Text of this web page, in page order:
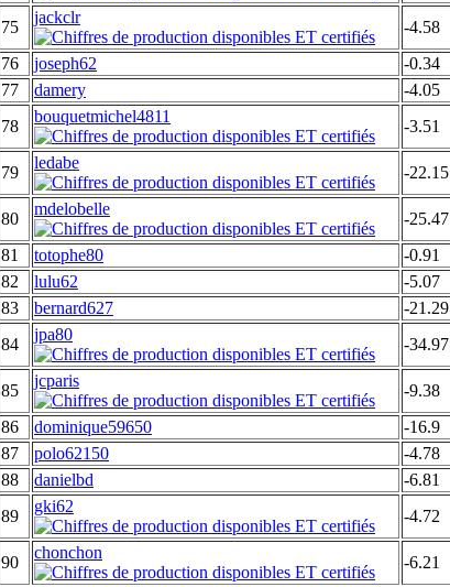
75
jackclr
-4.58
76
joseph62 -0.34
77
damery -4.05
78
bouquetmichel4811
-3.51
79
ledabe
-22.15
80
mdelobelle
-25.47
81
totophe80 -0.91
82
lulu62 -5.07
83
bernard627 -21.29
84
jpa80
-34.97
85
jcparis
-9.38
86
dominique59650 -16.9
87
polo62150 -4.78
88
danielbd -6.81
89
gki62
-4.72
90
chonchon
-6.21